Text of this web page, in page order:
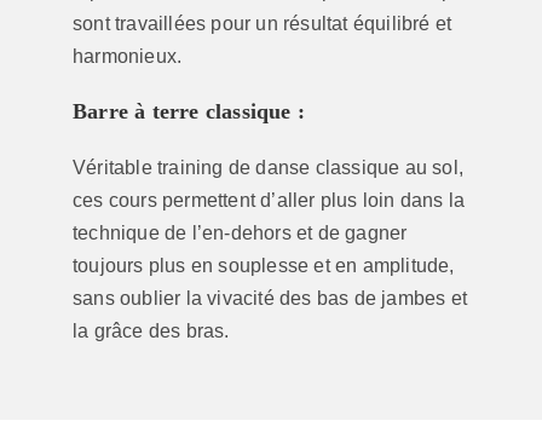
sont travaillées pour un résultat équilibré et
harmonieux.
Barre à terre classique :
Véritable training de danse classique au sol,
ces cours permettent d’aller plus loin dans la
technique de l’en-dehors et de gagner
toujours plus en souplesse et en amplitude,
sans oublier la vivacité des bas de jambes et
la grâce des bras.